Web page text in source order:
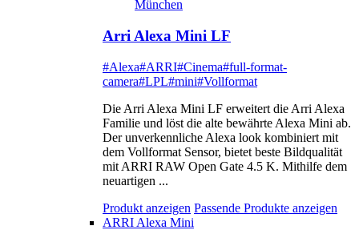
Arri Alexa Mini LF
#Alexa#ARRI#Cinema#full-format-
camera#LPL#mini#Vollformat
Die Arri Alexa Mini LF erweitert die Arri Alexa
Familie und löst die alte bewährte Alexa Mini ab.
Der unverkennliche Alexa look kombiniert mit
dem Vollformat Sensor, bietet beste Bildqualität
mit ARRI RAW Open Gate 4.5 K. Mithilfe dem
neuartigen ...
Produkt anzeigen Passende Produkte anzeigen
ARRI Alexa Mini